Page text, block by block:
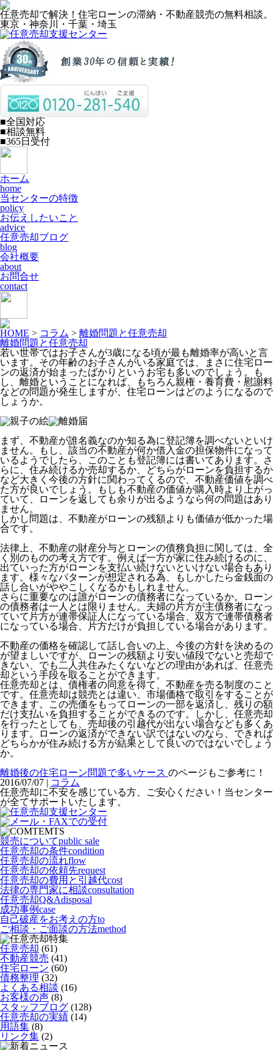
任意売却で解決！住宅ローンの滞納・不動産競売の無料相談。
東京・神奈川・千葉・埼玉
■全国対応
■相談無料
■365日受付
ホーム
home
当センターの特徴
policy
お伝えしたいこと
advice
任意売却ブログ
blog
会社概要
about
お問合せ
contact
HOME > コラム > 離婚問題と任意売却
離婚問題と任意売却
若い世帯ではお子さんが3歳になる頃が最も離婚率が高いと言
います。その年齢のお子さんがいる家庭では、まさに住宅ロー
ンの返済が始まったばかりというお宅も多いのでしょう。も
し、離婚ということになれば、もちろん親権・養育費・慰謝料
などの問題が発生しますが、住宅ローンはどのようになるので
しょうか。
まず、不動産が誰名義なのか知る為に登記簿を調べないといけ
ません。もし、該当の不動産が何か借入金の担保物件になって
いるようでしたら、このことも登記簿には書いてあります。さ
らに、住み続けるか売却するか、どちらがローンを負担するか
など大きく今後の方針に関わってくるので、不動産価値を調べ
た方が良いでしょう。もしも不動産の価値が購入時より上がっ
ていて、ローンを返しても余りが出るようなら何の問題はあり
ません。
しかし問題は、不動産がローンの残額よりも価値が低かった場
合です。
法律上、不動産の財産分与とローンの債務負担に関しては、全
く別のものの考え方です。例えば一方が家に住み続けるのに、
出ていった方がローンを支払い続けないといけない場合もあり
ます。様々なパターンが想定される為、もしかしたら金銭面の
話し合いがややこしくなるかもしれません。
さらに重要なのは誰がローンの債務者になっているか。ローン
の債務者は一人とは限りません。夫婦の片方が主債務者になっ
ていて片方が連帯保証人になっている場合、双方で連帯債務者
になっている場合、片方だけが負担している場合があります。
不動産の価格を確認して話し合いの上、今後の方針を決めるの
が望ましいですが、ローンの残額より安い値段でないと売却で
きない、でも二人共住みたくないなどの理由があれば、任意売
却という手段を取ることができます。
任意売却とは、債権者の同意を得て、不動産を売る制度のこと
です。任意売却は競売とは違い、市場価格で取引をすることが
できます。この売価をもってローンの一部を返済し、残りの額
だけ支払いを負担することができるのです。しかし、任意売却
を行ったとしても、売却後の引越代が出ない場合なども多くあ
ります。ローンの返済ができない訳ではないのなら、できれば
どちらかが住み続ける方が結果として良いのではないでしょう
か。
離婚後の住宅ローン問題で多いケース のページもご参考に！
2016/07/07 | コラム
任意売却に不安を感じている方、ご安心ください！当センター
が全てサポートいたします。
競売についてpublic sale
任意売却の条件condition
任意売却の流れflow
任意売却の依頼先request
任意売却の費用と引越代cost
法律の専門家に相談consultation
任意売却Q&Adisposal
成功事例case
自己破産をお考えの方to
ご相談・ご面談の方法method
任意売却 (61)
不動産競売 (41)
住宅ローン (60)
債務整理 (32)
よくある相談 (16)
お客様の声 (8)
スタッフブログ (128)
任意売却の実績 (14)
用語集 (8)
リンク集 (2)